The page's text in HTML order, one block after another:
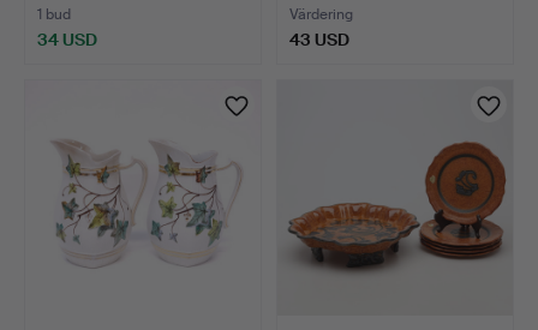
1 bud
34 USD
Värdering
43 USD